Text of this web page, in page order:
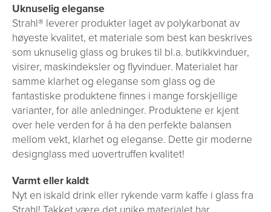
Uknuselig eleganse
Strahl® leverer produkter laget av polykarbonat av
høyeste kvalitet, et materiale som best kan beskrives
som uknuselig glass og brukes til bl.a. butikkvinduer,
visirer, maskindeksler og flyvinduer. Materialet har
samme klarhet og eleganse som glass og de
fantastiske produktene finnes i mange forskjellige
varianter, for alle anledninger. Produktene er kjent
over hele verden for å ha den perfekte balansen
mellom vekt, klarhet og eleganse. Dette gir moderne
designglass med uovertruffen kvalitet!
Varmt eller kaldt
Nyt en iskald drink eller rykende varm kaffe i glass fra